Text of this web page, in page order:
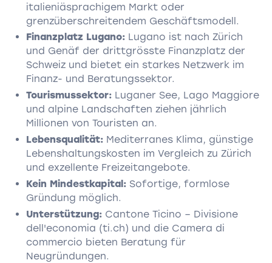
italieniäsprachigem Markt oder
grenzüberschreitendem Geschäftsmodell.
Finanzplatz Lugano: Lugano ist nach Zürich
und Genäf der drittgrösste Finanzplatz der
Schweiz und bietet ein starkes Netzwerk im
Finanz- und Beratungssektor.
Tourismussektor: Luganer See, Lago Maggiore
und alpine Landschaften ziehen jährlich
Millionen von Touristen an.
Lebensqualität: Mediterranes Klima, günstige
Lebenshaltungskosten im Vergleich zu Zürich
und exzellente Freizeitangebote.
Kein Mindestkapital: Sofortige, formlose
Gründung möglich.
Unterstützung: Cantone Ticino – Divisione
dell'economia (ti.ch) und die Camera di
commercio bieten Beratung für
Neugründungen.